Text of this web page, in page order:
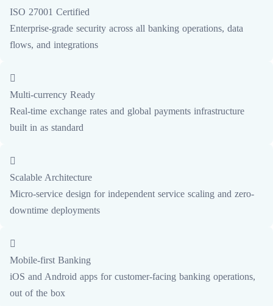
ISO 27001 Certified
Enterprise-grade security across all banking operations, data
flows, and integrations
Multi-currency Ready
Real-time exchange rates and global payments infrastructure
built in as standard
Scalable Architecture
Micro-service design for independent service scaling and zero-
downtime deployments
Mobile-first Banking
iOS and Android apps for customer-facing banking operations,
out of the box